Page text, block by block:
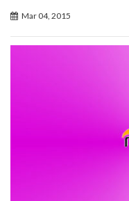
Mar 04, 2015